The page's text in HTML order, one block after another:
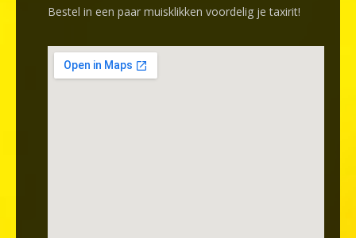
Bestel in een paar muisklikken voordelig je taxirit!